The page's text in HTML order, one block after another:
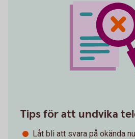
Tips för att undvika
Låt bli att svara på okända